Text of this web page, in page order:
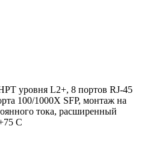
уровня L2+, 8 портов RJ-45
100/1000X SFP, монтаж на
тока, расширенный
С